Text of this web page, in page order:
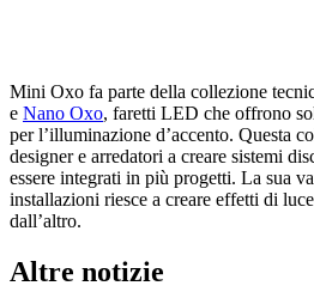
Mini Oxo fa parte della collezione
e Nano Oxo, faretti LED che offrono
per l’illuminazione d’accento. Questa
designer e arredatori a creare sistemi
essere integrati in più progetti. La sua
installazioni riesce a creare effetti di
dall’altro.
Altre notizie